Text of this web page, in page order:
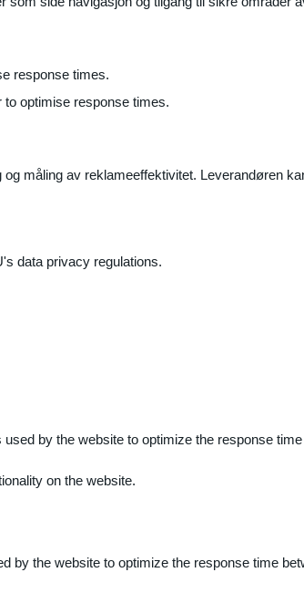
response times.
optimise response times.
måling av reklameeffektivitet. Leverandøren
data privacy regulations.
by the website to optimize the response
on the website.
by the website to optimize the response time